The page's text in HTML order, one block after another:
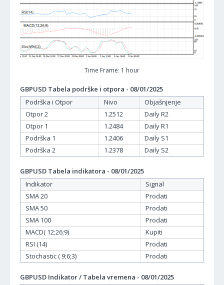
Time Frame: 1 hour
GBPUSD Tabela podrške i otpora - 08/01/2025
Podrška i Otpor
Nivo
Objašnjenje
Otpor 2
1.2512
Daily R2
Otpor 1
1.2484
Daily R1
Podrška 1
1.2406
Daily S1
Podrška 2
1.2378 Daily S2
GBPUSD Tabela indikatora - 08/01/2025
Indikator
Signal
SMA 20
Prodati
SMA 50
Prodati
SMA 100
Prodati
MACD( 12;26;9)
Kupiti
RSI (14)
Prodati
Stochastic ( 9;6;3)
Prodati
GBPUSD Indikator / Tabela vremena - 08/01/2025